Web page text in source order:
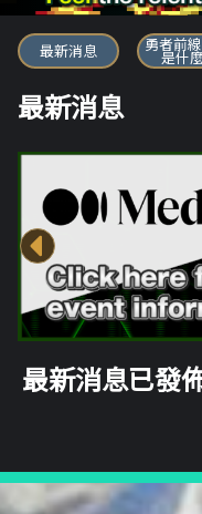
勇者前線英
最新消息 勇者前
是什
最新消息
最新消息已發